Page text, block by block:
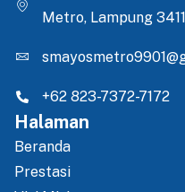
Metro, Lampung
+62 823-7372-7172
Halaman
Beranda
Prestasi